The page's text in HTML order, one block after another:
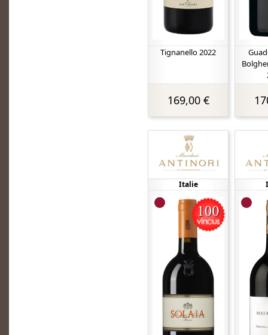
Tignanello 2022
169,00 €
Italie